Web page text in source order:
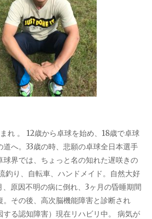
れ 。 12歳から卓球を始め、18歳で卓球
道へ。33歳の時、悲願の卓球全日本選手
球界では、ちょっと名の知れた遅咲きの
釣り、自転車、ハンドメイド。自然大好
、原因不明の病に倒れ、3ヶ月の昏睡期間
。その後、高次脳機能障害と診断され
する認知障害）現在リハビリ中。 病気が